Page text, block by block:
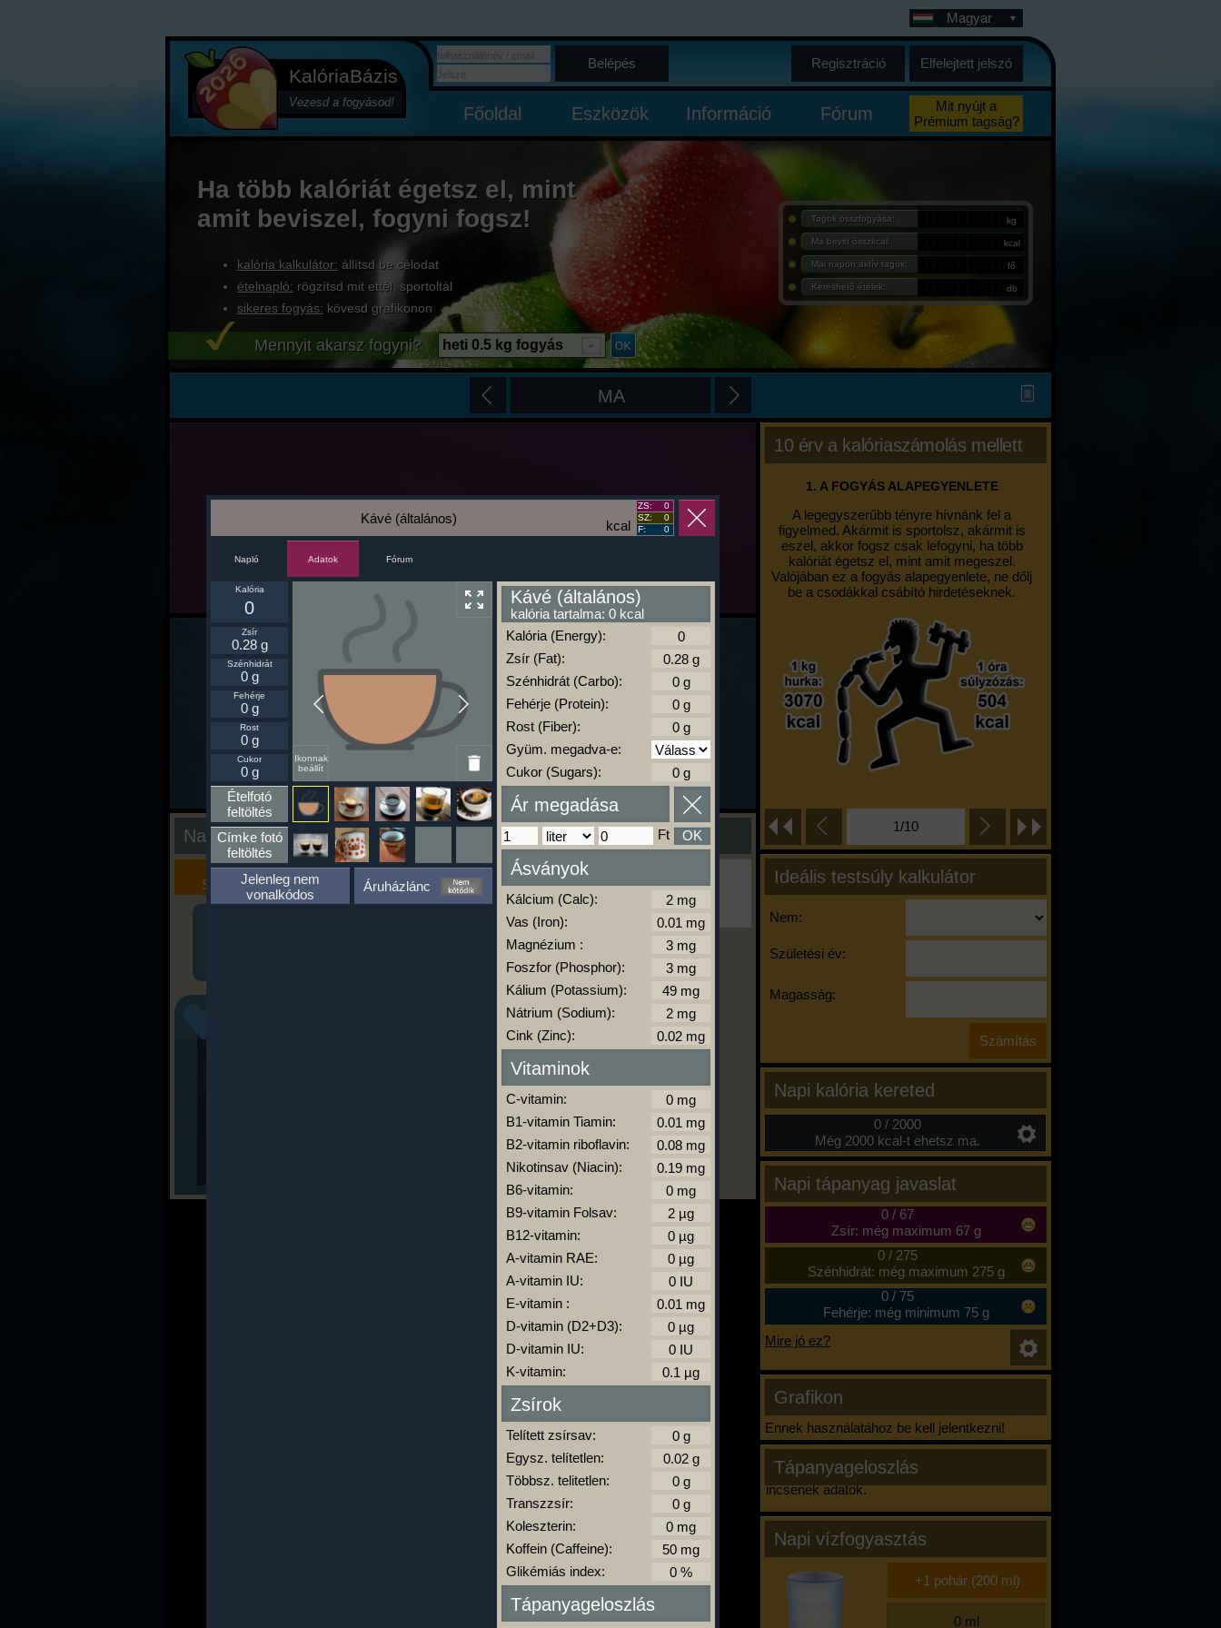
KalóriaBázis
Vezesd a fogyásod!
Magyar
Belépés Regisztráció Elfelejtett jelszó
Főoldal Eszközök Információ Fórum
Mit nyújt a
Prémium tagság?
Ha több kalóriát égetsz el, mint
amit beviszel, fogyni fogsz!
kalória kalkulátor: állítsd be célodat
ételnapló: rögzítsd mit ettél, sportoltál
sikeres fogyás: kövesd grafikonon
Tagok összfogyása: kg
Ma bevitt összkcal: kcal
Mai napon aktív tagok: fő
Kereshető ételek: db
Mennyit akarsz fogyni? heti 0.5 kg fogyás
MA
10 érv a kalóriaszámolás mellett
1. A FOGYÁS ALAPEGYENLETE
A legegyszerűbb tényre hívnánk fel a
figyelmed. Akármit is sportolsz, akármit is
eszel, akkor fogsz csak lefogyni, ha több
kalóriát égetsz el, mint amit megeszel.
Valójában ez a fogyás alapegyenlete, ne dőlj
be a csodákkal csábító hirdetéseknek.
1/10
Ideális testsúly kalkulátor
Nem:
Születési év:
Magasság:
Napi kalória kereted
0 / 2000
Még 2000 kcal-t ehetsz ma.
Napi tápanyag javaslat
0/ 67
Zsír: még maximum 67 g
0/ 275
Szénhidrát: még maximum 275 g
0/ 75
Fehérje: még minimum 75 g
Mire jó ez?
Grafikon
Ennek használatához be kell jelentkezni!
Tápanyageloszlás
Nincsenek adatok.
Napi vízfogyasztás
Nap kiértékelése
Kalória
Szimulátor
Szöveges
Értékelés
Ha ma már nem eszel/sportolsz többet,
kattints a kiértékelésre!
A Kalória Szimulátor Prémium funkció.
-
kcal
Kávé (általános)
ZS:
0
SZ:
0
F:
0
Napló Adatok Fórum
Ikonnak
beállít
Kalória
0
Zsír
0.28 g
Szénhidrát
0 g
Fehérje
0 g
Rost
0 g
Cukor
0 g
Ételfotó
feltöltés
Címke fotó
feltöltés
Jelenleg nem
vonalkódos
Áruházlánc
Kávé (általános)
kalória tartalma: 0 kcal
Kalória (Energy):
Zsír (Fat):
Szénhidrát (Carbo):
Fehérje (Protein):
Rost (Fiber):
Gyüm. megadva-e:
Cukor (Sugars):
Ár megadása
Ft OK
Ásványok
Kálcium (Calc):
Vas (Iron):
Magnézium :
Foszfor (Phosphor):
Kálium (Potassium):
Nátrium (Sodium):
Cink (Zinc):
Vitaminok
C-vitamin:
B1-vitamin Tiamin:
B2-vitamin riboflavin:
Nikotinsav (Niacin):
B6-vitamin:
B9-vitamin Folsav:
B12-vitamin:
A-vitamin RAE:
A-vitamin IU:
E-vitamin :
D-vitamin (D2+D3):
D-vitamin IU:
K-vitamin:
Zsírok
Telített zsírsav:
Egysz. telítetlen:
Többsz. telitetlen:
Transzzsír:
Koleszterin:
Koffein (Caffeine):
Glikémiás index:
Tápanyageloszlás